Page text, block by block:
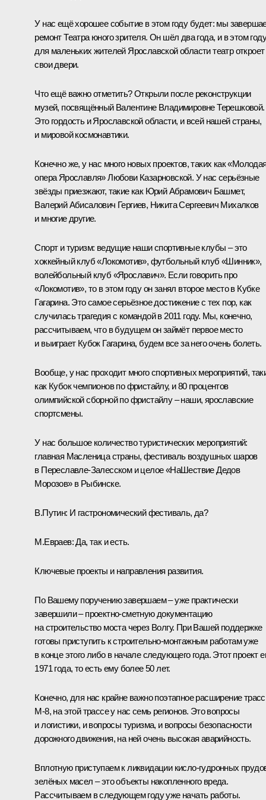
У нас ещё хорошее событие в этом году будет: мы
ремонт Театра юного зрителя. Он шёл два года, и в этом году
для маленьких жителей Ярославской области театр откроет
свои двери.
Что ещё важно отметить? Открыли после реконструкции
музей, посвящённый Валентине Владимировне Терешковой.
Это гордость и Ярославской области, и всей нашей страны,
и мировой космонавтики.
Конечно же, у нас много новых проектов, таких как
опера Ярославля» Любови Казарновской. У нас серьёзные
звёзды приезжают, такие как Юрий Абрамович Башмет,
Валерий Абисалович Гергиев, Никита Сергеевич Михалков
и многие другие.
Спорт и туризм: ведущие наши спортивные клубы – это
хоккейный клуб «Локомотив», футбольный клуб «Шинник»,
волейбольный клуб «Ярославич». Если говорить про
«Локомотив», то в этом году он занял второе место в Кубке
Гагарина. Это самое серьёзное достижение с тех пор, как
случилась трагедия с командой в 2011 году. Мы, конечно,
рассчитываем, что в будущем он займёт первое место
и выиграет Кубок Гагарина, будем все за него очень болеть.
Вообще, у нас проходит много спортивных мероприятий,
как Кубок чемпионов по фристайлу, и 80 процентов
олимпийской сборной по фристайлу – наши, ярославские
спортсмены.
У нас большое количество туристических мероприятий:
главная Масленица страны, фестиваль воздушных шаров
в Переславле-Залесском и целое «НаШествие Дедов
Морозов» в Рыбинске.
В.Путин: И гастрономический фестиваль, да?
М.Евраев:Да, так и есть.
Ключевые проекты и направления развития.
По Вашему поручению завершаем – уже практически
завершили – проектно-сметную документацию
на строительство моста через Волгу. При Вашей поддержке
готовы приступить к строительно-монтажным работам уже
в конце этого либо в начале следующего года. Этот проект
1971 года, то есть ему более 50 лет.
Конечно, для нас крайне важно поэтапное расширение
М-8, на этой трассе у нас семь регионов. Это вопросы
и логистики, и вопросы туризма, и вопросы безопасности
дорожного движения, на ней очень высокая аварийность.
Вплотную приступаем к ликвидации кисло-гудронных
зелёных масел – это объекты накопленного вреда.
Рассчитываем в следующем году уже начать работы.